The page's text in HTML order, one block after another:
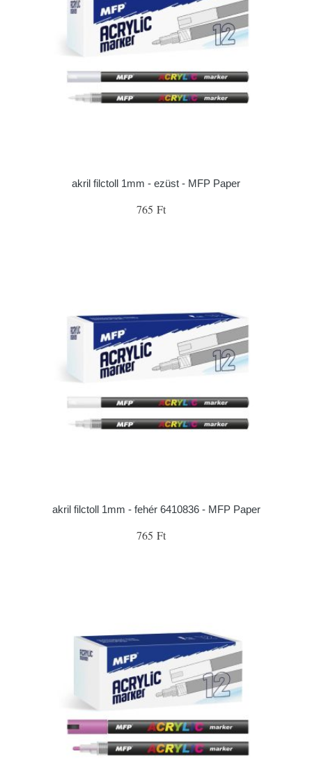
akril filctoll 1mm - ezüst - MFP Paper
765 Ft
akril filctoll 1mm - fehér 6410836 - MFP Paper
765 Ft